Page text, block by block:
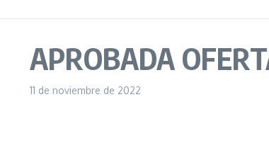
APROBADA
11 de noviembre de 2022